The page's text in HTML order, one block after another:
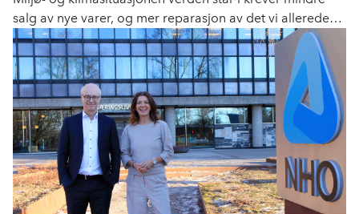
salg av nye varer, og mer reparasjon av det vi allerede
eier. Samtidig skriker arbeidslivet etter fagarbeidere.
Dette vil NHO gjøre noe med.